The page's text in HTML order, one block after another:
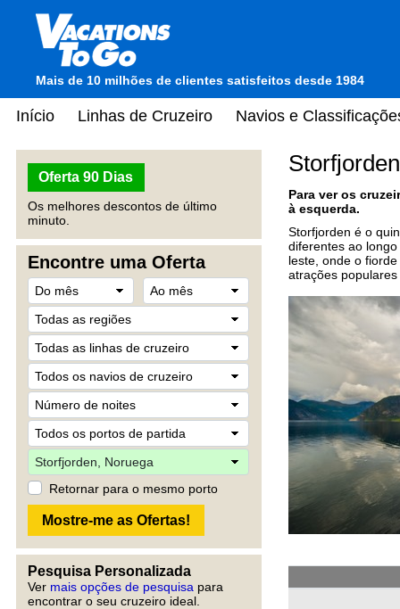
Mais de 10 milhões de clientes satisfeitos desde 1984
Início Linhas de Cruzeiro Navios e
Oferta 90 Dias
Os melhores descontos de último
minuto.
Encontre uma Oferta
Retornar para o mesmo porto
Pesquisa Personalizada
Ver mais opções de pesquisa para
encontrar o seu cruzeiro ideal.
Para ver os
à esquerda.
Storfjorden é o
diferentes ao
leste, onde o
atrações